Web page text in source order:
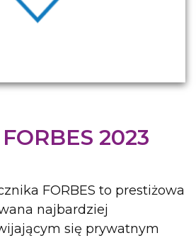
2023
FORBES to prestiżowa
najbardziej
się prywatnym